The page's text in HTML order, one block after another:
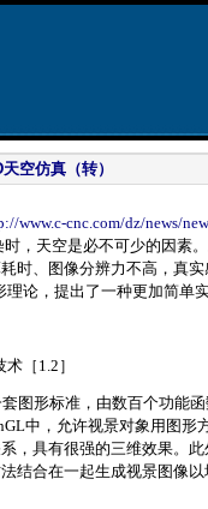
空仿真（转）
www.c-cnc.com/dz/news/
，天空是必不可少的因素
时、图像分辨力不高，真
理论，提出了一种更加简单
［1.2］
套图形标准，由数百个功能
中，允许视景对象用图
，具有很强的三维效果。
结合在一起生成视景图像